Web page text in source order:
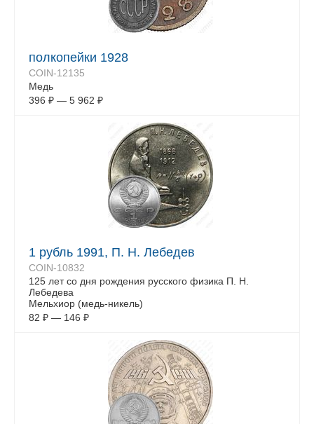
полкопейки 1928
COIN-12135
Медь
396 ₽ — 5 962 ₽
1 рубль 1991, П. Н. Лебедев
COIN-10832
125 лет со дня рождения русского физика П. Н.
Лебедева
Мельхиор (медь-никель)
82 ₽ — 146 ₽